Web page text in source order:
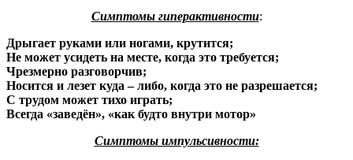
Симптомы гиперактивности:
Дрыгает руками или ногами, крутится;
Не может усидеть на месте, когда это требуется;
Чрезмерно разговорчив;
Носится и лезет куда – либо, когда это не разрешается;
С трудом может тихо играть;
Всегда «заведён», «как будто внутри мотор»
Симптомы импульсивности: